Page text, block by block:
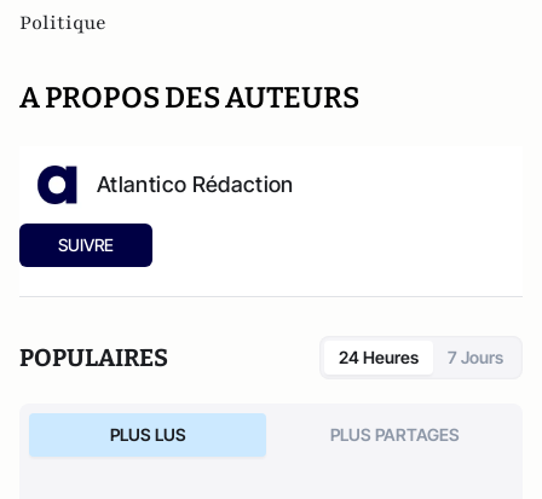
Politique
A PROPOS DES AUTEURS
Atlantico Rédaction
SUIVRE
POPULAIRES 24 Heures 7 Jours
PLUS LUS PLUS PARTAGES